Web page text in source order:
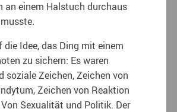
an einem Halstuch durchaus
die Idee, das Ding mit einem
zu sichern: Es waren
soziale Zeichen, Zeichen von
Zeichen von Reaktion
Sexualität und Politik. Der